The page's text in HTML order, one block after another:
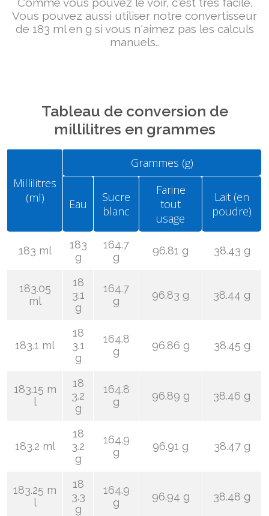
Vous pouvez aussi utiliser notre convertisseur
de 183 ml en g si vous n'aimez pas les calculs
manuels..
Tableau de conversion de
millilitres en grammes
Millilitres
(ml)
Grammes (g)
Eau
Sucre
blanc
Farine
tout
usage
Lait (en
poudre)
183 ml
183
g
164.7
g
96.81 g 38.43 g
183.05
ml
18
3.1
g
164.7
g
96.83 g 38.44 g
183.1 ml
18
3.1
g
164.8
g
96.86 g 38.45 g
183.15 m
l
18
3.2
g
164.8
g
96.89 g 38.46 g
183.2 ml
18
3.2
g
164.9
g
96.91 g 38.47 g
183.25 m
l
18
3.3
g
164.9
g
96.94 g 38.48 g